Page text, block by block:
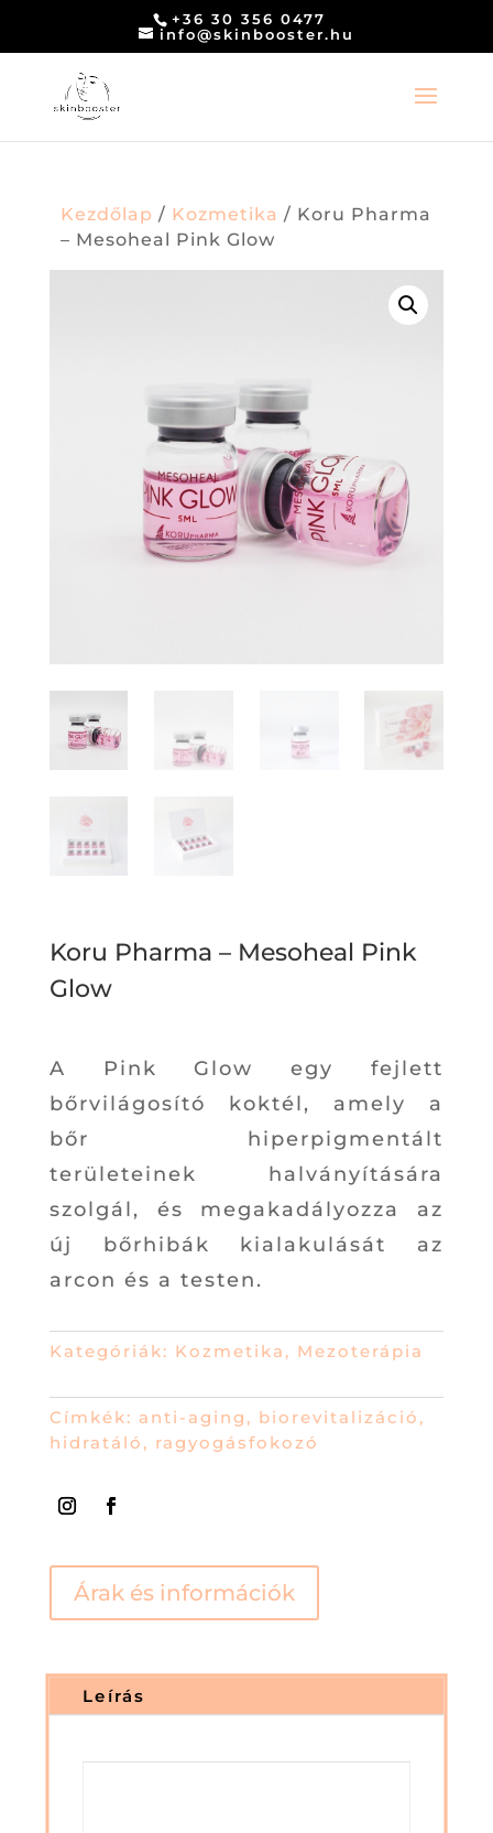
+36 30 356 0477
info@skinbooster.hu
Kezdőlap / Kozmetika / Koru Pharma
– Mesoheal Pink Glow
Koru Pharma – Mesoheal Pink
Glow
A Pink Glow egy fejlett
bőrvilágosító koktél, amely a
bőr hiperpigmentált
területeinek halványítására
szolgál, és megakadályozza az
új bőrhibák kialakulását az
arcon és a testen.
Kategóriák: Kozmetika , Mezoterápia
Címkék: anti-aging , biorevitalizáció ,
hidratáló , ragyogásfokozó
Árak és információk
Leírás